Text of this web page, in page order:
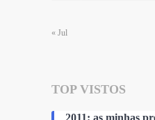
« Jul
TOP VISTOS
2011: as minhas